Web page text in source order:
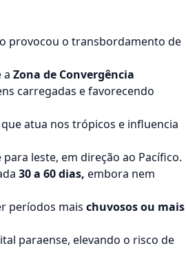
provocou o transbordamento de
a Zona de Convergência
carregadas e favorecendo
atua nos trópicos e influencia
leste, em direção ao Pacífico.
30 a 60 dias, embora nem
períodos mais chuvosos ou mais
paraense, elevando o risco de